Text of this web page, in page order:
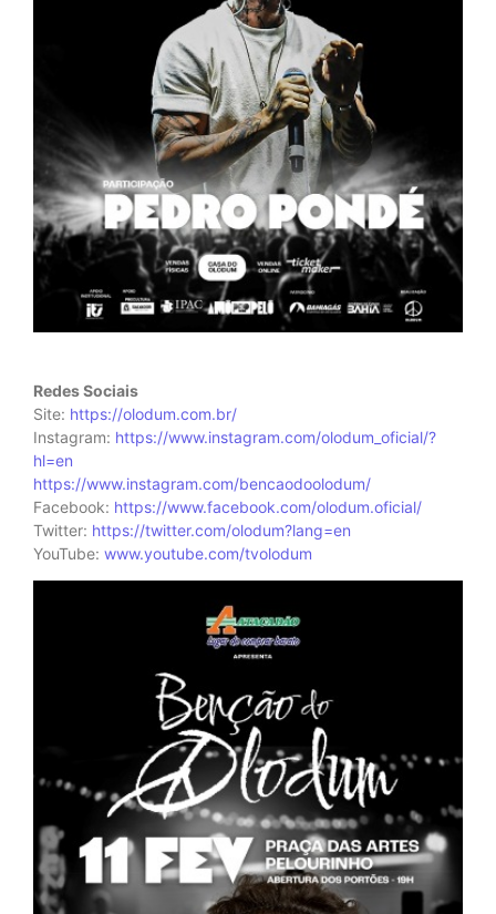
Redes Sociais
Site: https://olodum.com.br/
Instagram: https://www.instagram.com/olodum_oficial/?
hl=en
https://www.instagram.com/bencaodoolodum/
Facebook: https://www.facebook.com/olodum.oficial/
Twitter: https://twitter.com/olodum?lang=en
YouTube: www.youtube.com/tvolodum